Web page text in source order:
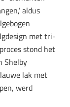
aldus
met tri-
stond het
Shelby
lak met
werd